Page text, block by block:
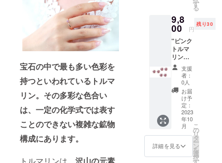
宝石の中で最も多い色彩を
持つといわれているトルマ
リン。その多彩な色合い
は、一定の化学式では表す
ことのできない複雑な鉱物
構成にあります。
トルマリンは、 沢山の元素
ケース
カバー
（約）
：縦
80mm×
横
80mm×
高さ
75mm
ショッ
パー
（約）
：縦
120mm
140mm
×高さ
す
る
9,8
00 円
残り30
"ピンク
トルマ
リン 6
本爪ピ
アス p1
【仕
様】 ピ
アス
トッ
プ：縦
3.3mm
3.3mm
石サイ
ズ
（約）
支援
者：
0人
お届
け予
定：
2023
年10
月
詳細を見る
こ
の
リ
タ
ー
ン
を
選
択